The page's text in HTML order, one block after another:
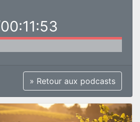
» Retour aux podcasts